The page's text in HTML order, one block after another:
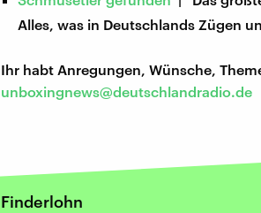
Alles, was in Deutschlands Zügen
Ihr habt Anregungen, Wünsche,
unboxingnews@deutschlandradio.de
Finderlohn